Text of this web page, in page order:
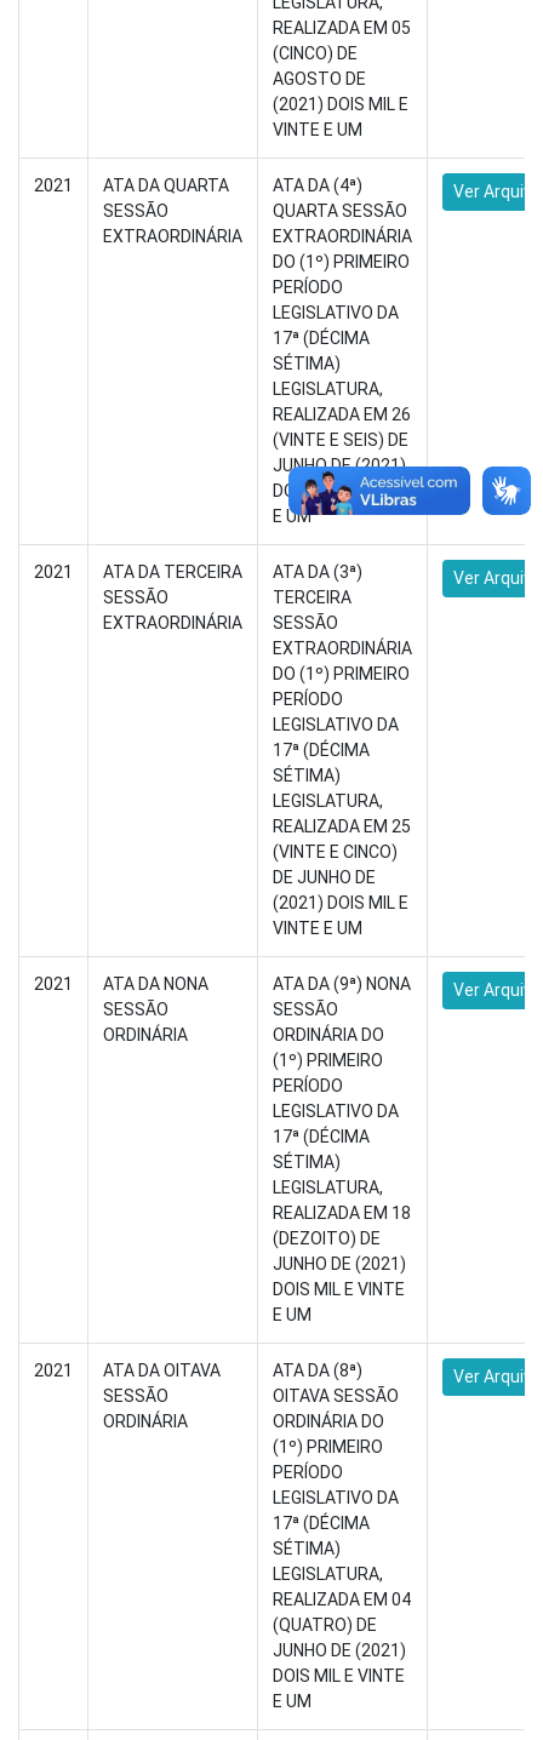
REALIZADA EM 05
(CINCO) DE
AGOSTO DE
(2021) DOIS MIL E
VINTE E UM
2021
ATA DA QUARTA
SESSÃO
EXTRAORDINÁRIA
ATA DA (4ª)
QUARTA SESSÃO
EXTRAORDINÁRIA
DO (1º) PRIMEIRO
PERÍODO
LEGISLATIVO DA
17ª (DÉCIMA
SÉTIMA)
LEGISLATURA,
REALIZADA EM 26
(VINTE E SEIS) DE
JUNHO DE (2021)
DOIS MIL E VINTE
E UM
Ver Arquivo
2021
ATA DA TERCEIRA
SESSÃO
EXTRAORDINÁRIA
ATA DA (3ª)
TERCEIRA
SESSÃO
EXTRAORDINÁRIA
DO (1º) PRIMEIRO
PERÍODO
LEGISLATIVO DA
17ª (DÉCIMA
SÉTIMA)
LEGISLATURA,
REALIZADA EM 25
(VINTE E CINCO)
DE JUNHO DE
(2021) DOIS MIL E
VINTE E UM
Ver Arquivo
2021
ATA DA NONA
SESSÃO
ORDINÁRIA
ATA DA (9ª) NONA
SESSÃO
ORDINÁRIA DO
(1º) PRIMEIRO
PERÍODO
LEGISLATIVO DA
17ª (DÉCIMA
SÉTIMA)
LEGISLATURA,
REALIZADA EM 18
(DEZOITO) DE
JUNHO DE (2021)
DOIS MIL E VINTE
E UM
Ver Arquivo
2021
ATA DA OITAVA
SESSÃO
ORDINÁRIA
ATA DA (8ª)
OITAVA SESSÃO
ORDINÁRIA DO
(1º) PRIMEIRO
PERÍODO
LEGISLATIVO DA
17ª (DÉCIMA
SÉTIMA)
LEGISLATURA,
REALIZADA EM 04
(QUATRO) DE
JUNHO DE (2021)
DOIS MIL E VINTE
E UM
Ver Arquivo